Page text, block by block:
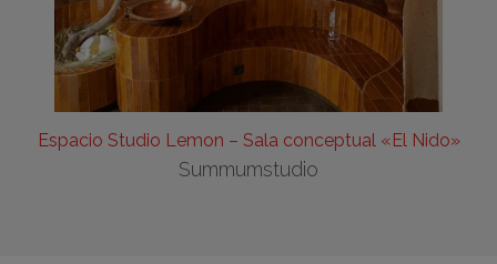
Espacio Studio Lemon – Sala conceptual «El Nido»
Summumstudio